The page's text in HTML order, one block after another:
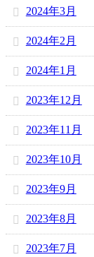
2024年3月
2024年2月
2024年1月
2023年12月
2023年11月
2023年10月
2023年9月
2023年8月
2023年7月